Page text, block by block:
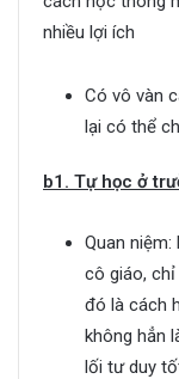
Có vô vàn
lại có thể
b1. Tự học ở
Quan
cô giáo, chỉ
đó là cách
không hẳn
lối tư duy